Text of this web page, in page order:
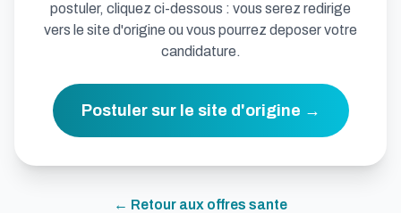
postuler, cliquez ci-dessous : vous serez redirige
vers le site d'origine ou vous pourrez deposer votre
candidature.
Postuler sur le site d'origine →
← Retour aux offres sante